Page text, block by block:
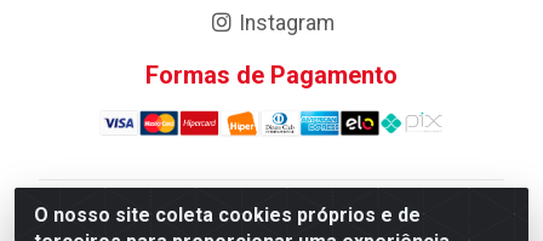
O nosso site coleta cookies próprios e de
Instagram
Formas de Pagamento
Atacadao da Limpeza F. Pereira Queiroz Comercio e